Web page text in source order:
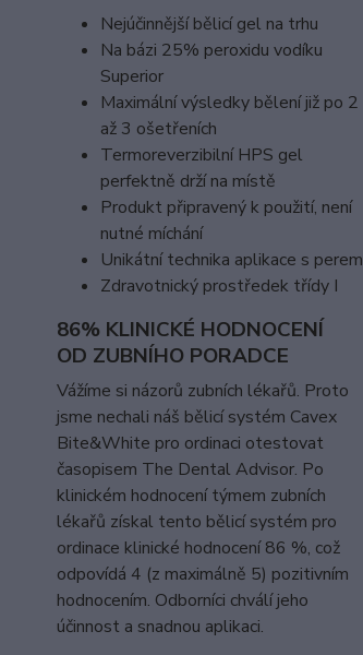
Nejúčinnější bělicí gel na trhu
Na bázi 25% peroxidu vodíku
Superior
Maximální výsledky bělení již po 2
až 3 ošetřeních
Termoreverzibilní HPS gel
perfektně drží na místě
Produkt připravený k použití, není
nutné míchání
Unikátní technika aplikace s perem
Zdravotnický prostředek třídy I
86% KLINICKÉ HODNOCENÍ
OD ZUBNÍHO PORADCE
Vážíme si názorů zubních lékařů. Proto
jsme nechali náš bělicí systém Cavex
Bite&White pro ordinaci otestovat
časopisem The Dental Advisor. Po
klinickém hodnocení týmem zubních
lékařů získal tento bělicí systém pro
ordinace klinické hodnocení 86 %, což
odpovídá 4 (z maximálně 5) pozitivním
hodnocením. Odborníci chválí jeho
účinnost a snadnou aplikaci.